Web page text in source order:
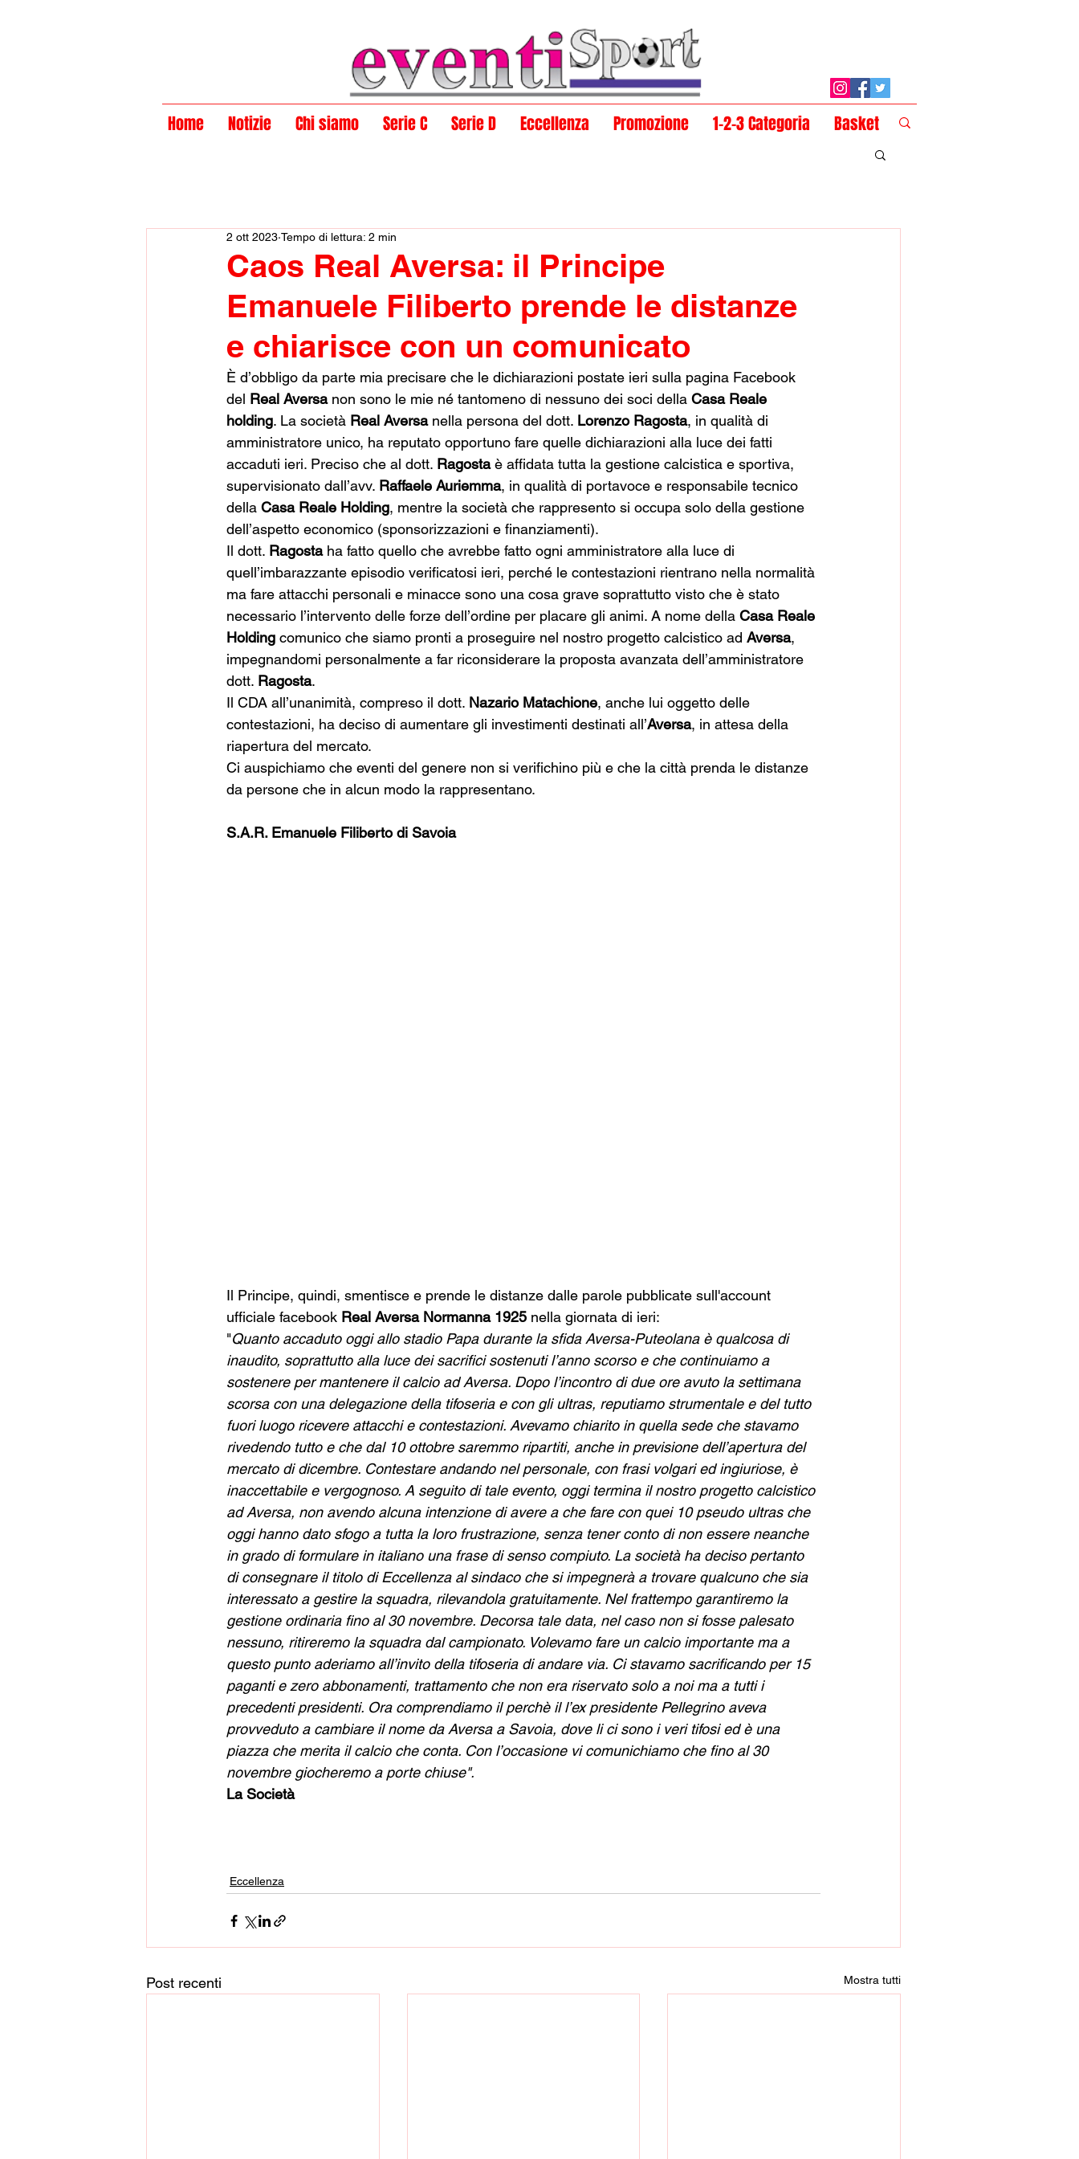
Home Notizie Chi siamo Serie C Serie D Eccellenza Promozione 1-2-3 Categoria Basket
Caos Real Aversa: il Principe
Emanuele Filiberto prende le distanze
e chiarisce con un comunicato
2 ott 2023 Tempo di lettura: 2 min
È d’obbligo da parte mia precisare che le dichiarazioni postate ieri sulla pagina Facebook
del Real Aversa non sono le mie né tantomeno di nessuno dei soci della Casa Reale
holding. La società Real Aversa nella persona del dott. Lorenzo Ragosta, in qualità di
amministratore unico, ha reputato opportuno fare quelle dichiarazioni alla luce dei fatti
accaduti ieri. Preciso che al dott. Ragosta è affidata tutta la gestione calcistica e sportiva,
supervisionato dall’avv. Raffaele Auriemma, in qualità di portavoce e responsabile tecnico
della Casa Reale Holding, mentre la società che rappresento si occupa solo della gestione
dell’aspetto economico (sponsorizzazioni e finanziamenti).
Il dott. Ragosta ha fatto quello che avrebbe fatto ogni amministratore alla luce di
quell’imbarazzante episodio verificatosi ieri, perché le contestazioni rientrano nella normalità
ma fare attacchi personali e minacce sono una cosa grave soprattutto visto che è stato
necessario l’intervento delle forze dell’ordine per placare gli animi. A nome della Casa Reale
Holding comunico che siamo pronti a proseguire nel nostro progetto calcistico ad Aversa,
impegnandomi personalmente a far riconsiderare la proposta avanzata dell’amministratore
dott. Ragosta.
Il CDA all’unanimità, compreso il dott. Nazario Matachione, anche lui oggetto delle
contestazioni, ha deciso di aumentare gli investimenti destinati all’Aversa, in attesa della
riapertura del mercato.
Ci auspichiamo che eventi del genere non si verifichino più e che la città prenda le distanze
da persone che in alcun modo la rappresentano.
S.A.R. Emanuele Filiberto di Savoia
Il Principe, quindi, smentisce e prende le distanze dalle parole pubblicate sull'account
ufficiale facebook Real Aversa Normanna 1925 nella giornata di ieri:
"Quanto accaduto oggi allo stadio Papa durante la sfida Aversa-Puteolana è qualcosa di
inaudito, soprattutto alla luce dei sacrifici sostenuti l’anno scorso e che continuiamo a
sostenere per mantenere il calcio ad Aversa. Dopo l’incontro di due ore avuto la settimana
scorsa con una delegazione della tifoseria e con gli ultras, reputiamo strumentale e del tutto
fuori luogo ricevere attacchi e contestazioni. Avevamo chiarito in quella sede che stavamo
rivedendo tutto e che dal 10 ottobre saremmo ripartiti, anche in previsione dell’apertura del
mercato di dicembre. Contestare andando nel personale, con frasi volgari ed ingiuriose, è
inaccettabile e vergognoso. A seguito di tale evento, oggi termina il nostro progetto calcistico
ad Aversa, non avendo alcuna intenzione di avere a che fare con quei 10 pseudo ultras che
oggi hanno dato sfogo a tutta la loro frustrazione, senza tener conto di non essere neanche
in grado di formulare in italiano una frase di senso compiuto. La società ha deciso pertanto
di consegnare il titolo di Eccellenza al sindaco che si impegnerà a trovare qualcuno che sia
interessato a gestire la squadra, rilevandola gratuitamente. Nel frattempo garantiremo la
gestione ordinaria fino al 30 novembre. Decorsa tale data, nel caso non si fosse palesato
nessuno, ritireremo la squadra dal campionato. Volevamo fare un calcio importante ma a
questo punto aderiamo all’invito della tifoseria di andare via. Ci stavamo sacrificando per 15
paganti e zero abbonamenti, trattamento che non era riservato solo a noi ma a tutti i
precedenti presidenti. Ora comprendiamo il perchè il l’ex presidente Pellegrino aveva
provveduto a cambiare il nome da Aversa a Savoia, dove li ci sono i veri tifosi ed è una
piazza che merita il calcio che conta. Con l’occasione vi comunichiamo che fino al 30
novembre giocheremo a porte chiuse".
La Società
Eccellenza
Post recenti Mostra tutti